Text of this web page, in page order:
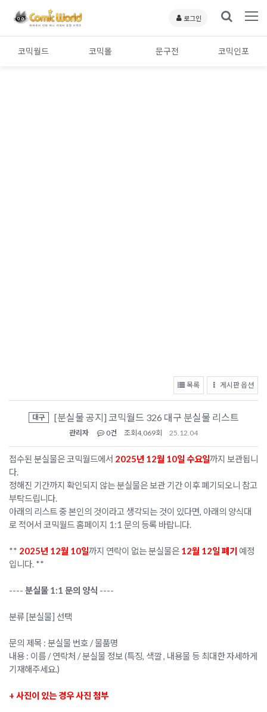
로그인
코믹월드 코믹몰 문구전 코믹인포
목록 게시판 옵션
대구 [분실물 공지] 코믹월드 326 대구 분실물 리스트
관리자 0건 조회 4,069회 25.12.04
접수된 분실물은 코믹월드에서 2025년 12월 10일 수요일까지 보관됩니
다.
정해진 기간까지 확인되지 않는 분실물은 보관 기간 이후 폐기되오니 참고
부탁드립니다.
아래의 리스트 중 본인의 것이라고 생각되는 것이 있다면, 아래의 양식대
로 적어서 코믹월드 홈페이지 1:1 문의 등록 바랍니다.
** 2025년 12월 10일까지 연락이 없는 분실물은 12월 12일 폐기 예정
입니다. **
---- 분실물 1:1 문의 양식 ----
분류 [분실물] 선택
문의 제목 : 분실물 번호 / 물품명
내용 : 이름 / 연락처 / 분실물 정보 (특징, 색깔 , 내용물 등 최대한 자세하게
기재해주세요.)
+ 사진이 있는 경우 사진 첨부